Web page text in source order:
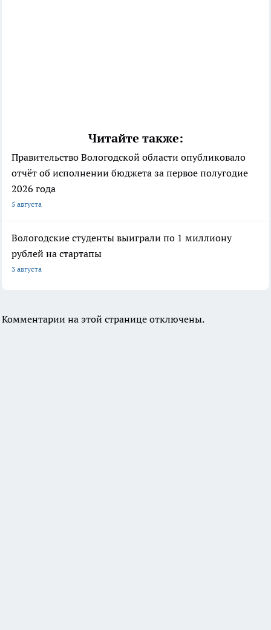
Читайте также:
Правительство Вологодской области опубликовало
отчёт об исполнении бюджета за первое полугодие
2026 года
5 августа
Вологодские студенты выиграли по 1 миллиону
рублей на стартапы
3 августа
Комментарии на этой странице отключены.